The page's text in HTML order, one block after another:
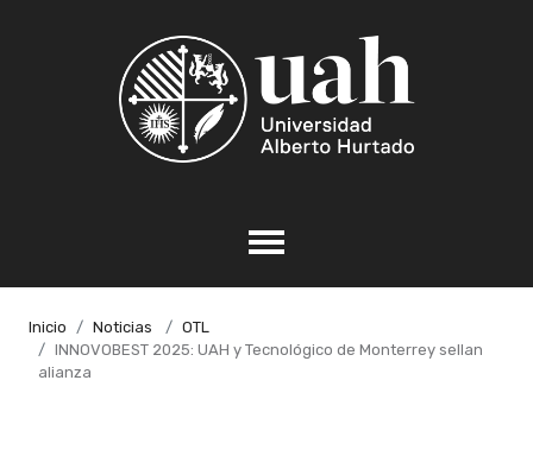
Inicio Noticias
OTL
INNOVOBEST 2025: UAH y Tecnológico de Monterrey sellan
alianza